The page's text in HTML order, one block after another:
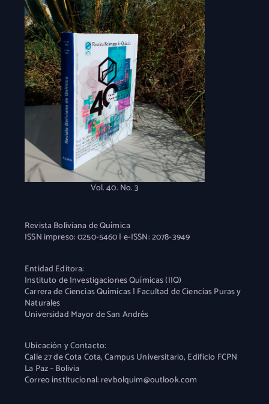
Vol. 40. No. 3
Revista Boliviana de Química
ISSN impreso: 0250-5460 | e-ISSN: 2078-3949
Entidad Editora:
Instituto de Investigaciones Químicas (IIQ)
Carrera de Ciencias Químicas | Facultad de Ciencias Puras y
Naturales
Universidad Mayor de San Andrés
Ubicación y Contacto:
Calle 27 de Cota Cota, Campus Universitario, Edificio FCPN
La Paz – Bolivia
Correo institucional: revbolquim@outlook.com